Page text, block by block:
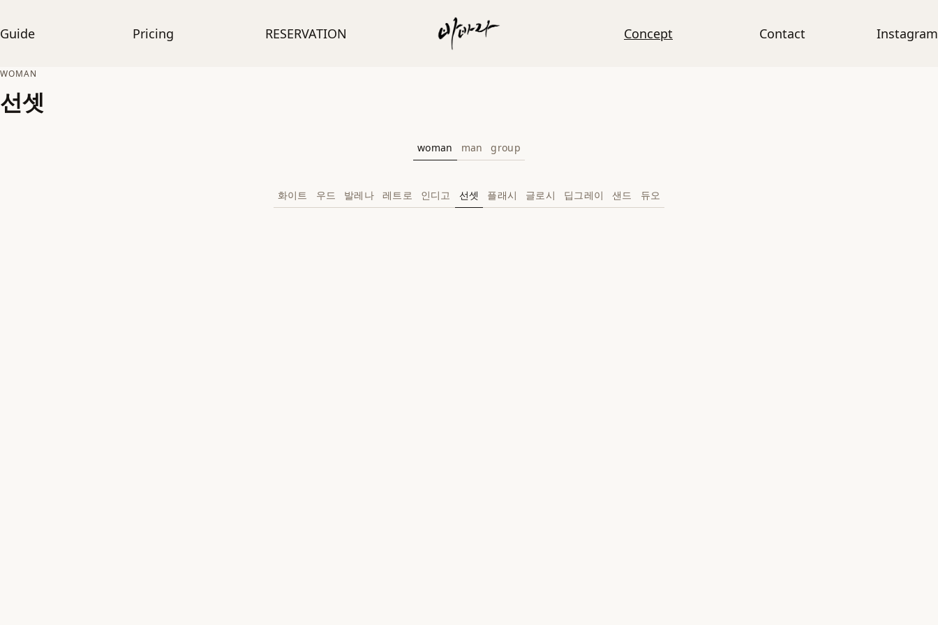
Guide Pricing RESERVATION Concept Contact Instagram
WOMAN
선셋
woman man group
화이트 우드 발레나 레트로 인디고 선셋 플래시 글로시 딥그레이 샌드 듀오